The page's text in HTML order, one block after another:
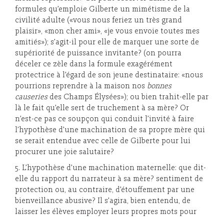
formules qu’emploie Gilberte un mimétisme de la
civilité adulte («vous nous feriez un très grand
plaisir», «mon cher ami», «je vous envoie toutes mes
amitiés»); s’agit-il pour elle de marquer une sorte de
supériorité de puissance invitante? (on pourra
déceler ce zèle dans la formule exagérément
protectrice à l’égard de son jeune destinataire: «nous
pourrions reprendre à la maison nos bonnes
causeries des Champs Élysées»); ou bien trahit-elle par
là le fait qu’elle sert de truchement à sa mère? Or
n’est-ce pas ce soupçon qui conduit l’invité à faire
l’hypothèse d’une machination de sa propre mère qui
se serait entendue avec celle de Gilberte pour lui
procurer une joie salutaire?
5. L’hypothèse d’une machination maternelle: que dit-
elle du rapport du narrateur à sa mère? sentiment de
protection ou, au contraire, d’étouffement par une
bienveillance abusive? Il s’agira, bien entendu, de
laisser les élèves employer leurs propres mots pour